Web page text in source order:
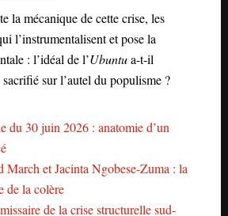
la mécanique de cette crise, les
l’instrumentalisent et pose la
: l’idéal de l’Ubuntua-t-il
sur l’autel du populisme ?
du 30 juin 2026 : anatomie d’un
March et Jacinta Ngobese-Zuma : la
de la colère
de la crise structurelle sud-